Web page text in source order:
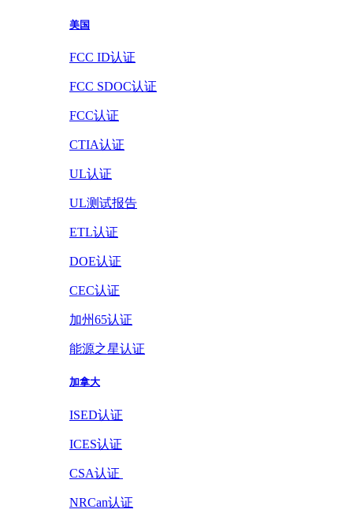
美国
FCC ID认证
FCC SDOC认证
FCC认证
CTIA认证
UL认证
UL测试报告
ETL认证
DOE认证
CEC认证
加州65认证
能源之星认证
加拿大
ISED认证
ICES认证
CSA认证
NRCan认证